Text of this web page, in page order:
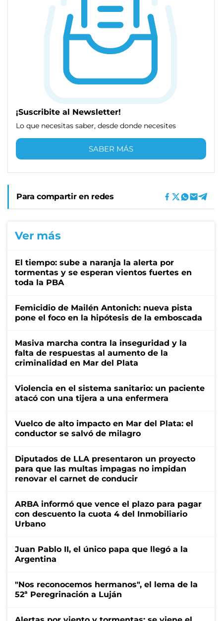
¡Suscribite al Newsletter!
Lo que necesitas saber, desde donde necesites
SABER MÁS
Para compartir en redes
Ver más
El tiempo: sube a naranja la alerta por
tormentas y se esperan vientos fuertes en
toda la PBA
Femicidio de Mailén Antonich: nueva pista
pone el foco en la hipótesis de la emboscada
Masiva marcha contra la inseguridad y la
falta de respuestas al aumento de la
criminalidad en Mar del Plata
Violencia en el sistema sanitario: un paciente
atacó con una tijera a una enfermera
Vuelco de alto impacto en Mar del Plata: el
conductor se salvó de milagro
Diputados de LLA presentaron un proyecto
para que las multas impagas no impidan
renovar el carnet de conducir
ARBA informó que vence el plazo para pagar
con descuento la cuota 4 del Inmobiliario
Urbano
Juan Pablo II, el único papa que llegó a la
Argentina
"Nos reconocemos hermanos", el lema de la
52ª Peregrinación a Luján